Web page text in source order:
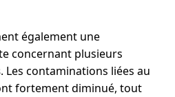
également une
concernant plusieurs
. Les contaminations liées au
fortement diminué, tout